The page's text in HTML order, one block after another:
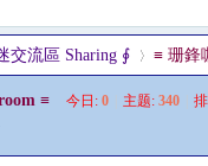
交流區 Sharing ∮
›
≡ 珊鋒
≡ 今日: 0 主题: 340